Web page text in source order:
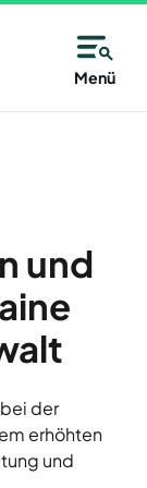
Menü
und
der
erhöhten
und